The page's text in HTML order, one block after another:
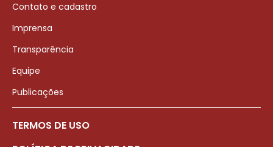
Contato e cadastro
Imprensa
Transparência
Equipe
Publicações
TERMOS DE USO